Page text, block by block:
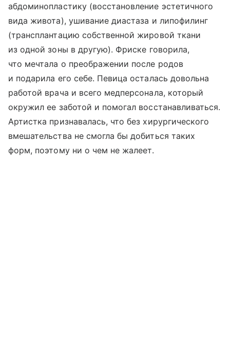
абдоминопластику (восстановление эстетичного
вида живота), ушивание диастаза и липофилинг
(трансплантацию собственной жировой ткани
из одной зоны в другую). Фриске говорила,
что мечтала о преображении после родов
и подарила его себе. Певица осталась довольна
работой врача и всего медперсонала, который
окружил ее заботой и помогал восстанавливаться.
Артистка признавалась, что без хирургического
вмешательства не смогла бы добиться таких
форм, поэтому ни о чем не жалеет.